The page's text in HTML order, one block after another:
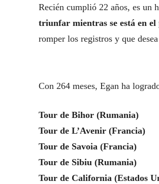
Recién cumplió 22 años, es un
triunfar mientras se está en el
romper los registros y que
Con 264 meses, Egan ha
Tour de Bihor (Rumania)
Tour de L’Avenir (Francia)
Tour de Savoia (Francia)
Tour de Sibiu (Rumania)
Tour de California (Estados